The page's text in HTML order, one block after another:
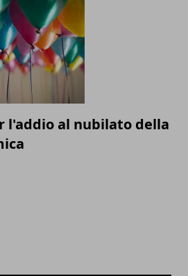
l'addio al nubilato della